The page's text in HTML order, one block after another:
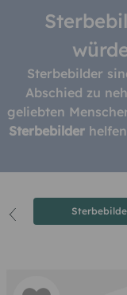
Sterbebilder
Abschied zu
geliebten
Sterbebilder